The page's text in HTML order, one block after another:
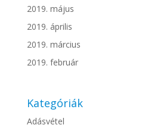
2019. május
2019. április
2019. március
2019. február
Kategóriák
Adásvétel